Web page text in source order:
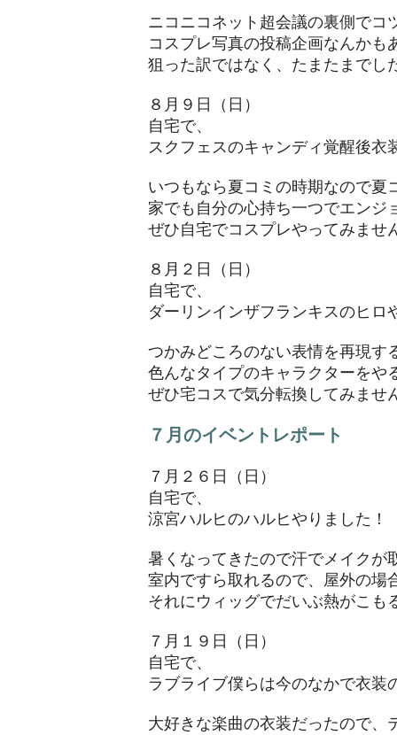
ニコニコネット超会議の裏側でコ
コスプレ写真の投稿企画なんかも
狙った訳ではなく、たまたまでし
８月９日（日）
自宅で、
スクフェスのキャンディ覚醒後衣
いつもなら夏コミの時期なので夏
家でも自分の心持ち一つでエンジ
ぜひ自宅でコスプレやってみませ
８月２日（日）
自宅で、
ダーリンインザフランキスのヒロ
つかみどころのない表情を再現す
色んなタイプのキャラクターをや
ぜひ宅コスで気分転換してみませ
７月のイベントレポート
７月２６日（日）
自宅で、
涼宮ハルヒのハルヒやりました！
暑くなってきたので汗でメイクが
室内ですら取れるので、屋外の場
それにウィッグでだいぶ熱がこも
７月１９日（日）
自宅で、
ラブライブ僕らは今のなかで衣装
大好きな楽曲の衣装だったので、